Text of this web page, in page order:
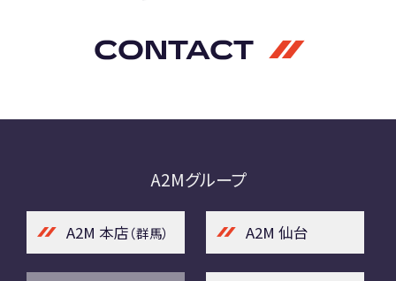
CONTACT
A2Mグループ
A2M 本店（群馬） A2M 仙台